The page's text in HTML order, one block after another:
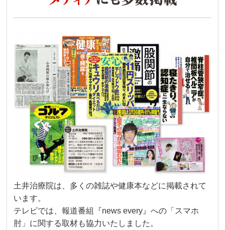
土井治療院は、多くの雑誌や健康本などに掲載されて
います。
テレビでは、報道番組『news every』への「スマホ
肘」に関する取材も協力いたしました。